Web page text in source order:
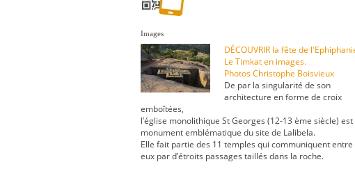
Images
DÉCOUVRIR la fête de
Le Timkat en images.
Photos Christophe Boisvieux
De par la singularité de son
architecture en forme de croix
emboîtées,
l’église monolithique St Georges (12-13 ème siècle) est
monument emblématique du site de Lalibela.
Elle fait partie des 11 temples qui communiquent entre
eux par d’étroits passages taillés dans la roche.